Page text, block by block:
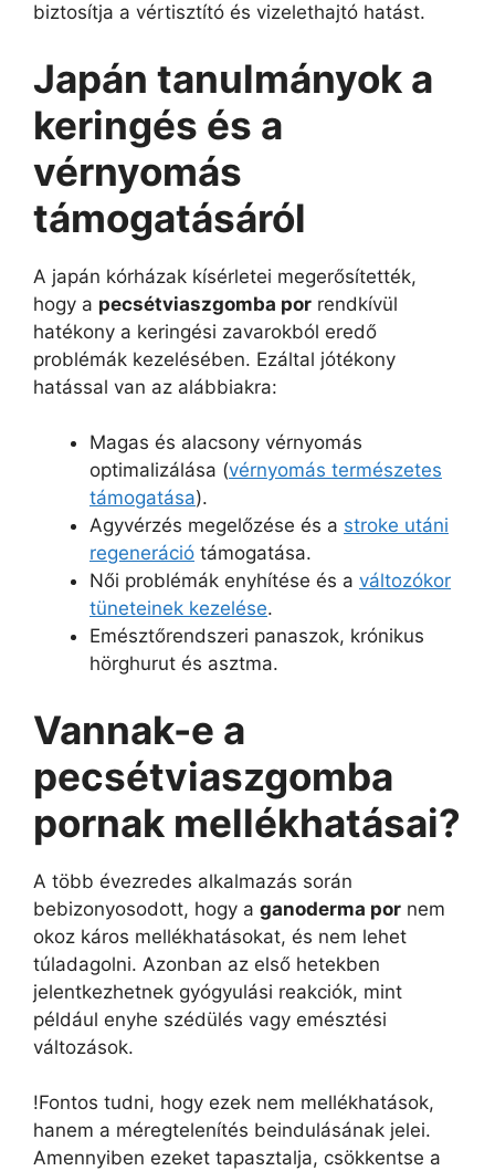
biztosítja a vértisztító és vizelethajtó hatást.
Japán tanulmányok a
keringés és a
vérnyomás
támogatásáról
A japán kórházak kísérletei megerősítették,
hogy a pecsétviaszgomba por rendkívül
hatékony a keringési zavarokból eredő
problémák kezelésében. Ezáltal jótékony
hatással van az alábbiakra:
Magas és alacsony vérnyomás
optimalizálása (vérnyomás természetes
támogatása).
Agyvérzés megelőzése és a stroke utáni
regeneráció támogatása.
Női problémák enyhítése és a változókor
tüneteinek kezelése.
Emésztőrendszeri panaszok, krónikus
hörghurut és asztma.
Vannak-e a
pecsétviaszgomba
pornak mellékhatásai?
A több évezredes alkalmazás során
bebizonyosodott, hogy a ganoderma por nem
okoz káros mellékhatásokat, és nem lehet
túladagolni. Azonban az első hetekben
jelentkezhetnek gyógyulási reakciók, mint
például enyhe szédülés vagy emésztési
változások.
!Fontos tudni, hogy ezek nem mellékhatások,
hanem a méregtelenítés beindulásának jelei.
Amennyiben ezeket tapasztalja, csökkentse a